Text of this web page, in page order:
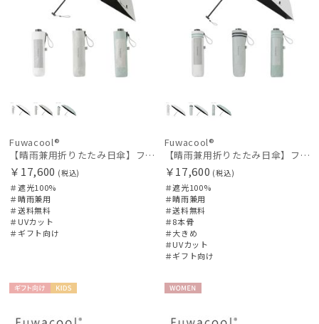
Fuwacool®
【晴雨兼用折りたたみ日傘】フワクール®（Fuwacool®）ワンポイントロゴ 遮光100 UV100 簡単開閉
￥17,600 (税込)
＃遮光100%
＃晴雨兼用
＃送料無料
＃UVカット
＃ギフト向け
Fuwacool®
【晴雨兼用折りたたみ日傘】フワクール®（Fuwacool®）ダブルライン 遮光100 UV100 簡単開閉 大きめ60cm
￥17,600 (税込)
＃遮光100%
＃晴雨兼用
＃送料無料
＃8本骨
＃大きめ
＃UVカット
＃ギフト向け
向け
N